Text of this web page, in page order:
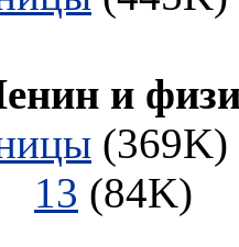
и
13